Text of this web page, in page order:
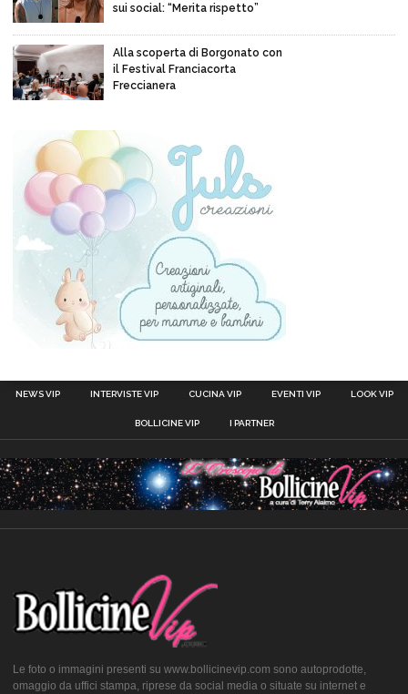
sui social: “Merita rispetto”
Alla scoperta di Borgonato con
il Festival Franciacorta
Freccianera
NEWS VIP INTERVISTE VIP CUCINA VIP EVENTI VIP LOOK VIP
BOLLICINE VIP I PARTNER
Le foto o immagini presenti su www.bollicinevip.com sono autoprodotte,
omaggio da uffici stampa, riprese da social media o situate su internet e